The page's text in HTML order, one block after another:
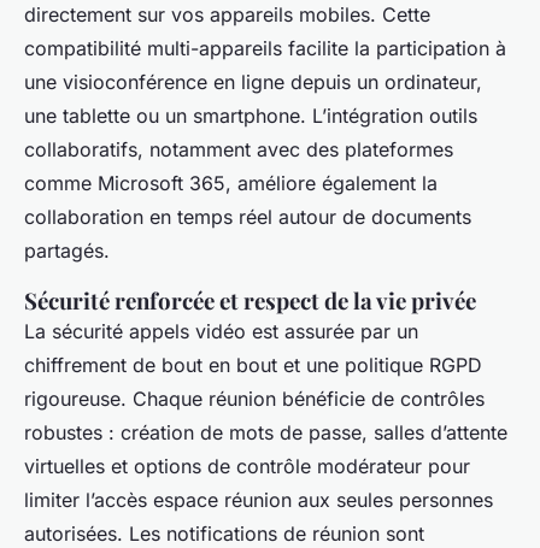
directement sur vos appareils mobiles. Cette
compatibilité multi-appareils facilite la participation à
une visioconférence en ligne depuis un ordinateur,
une tablette ou un smartphone. L’intégration outils
collaboratifs, notamment avec des plateformes
comme Microsoft 365, améliore également la
collaboration en temps réel autour de documents
partagés.
Sécurité renforcée et respect de la vie privée
La sécurité appels vidéo est assurée par un
chiffrement de bout en bout et une politique RGPD
rigoureuse. Chaque réunion bénéficie de contrôles
robustes : création de mots de passe, salles d’attente
virtuelles et options de contrôle modérateur pour
limiter l’accès espace réunion aux seules personnes
autorisées. Les notifications de réunion sont